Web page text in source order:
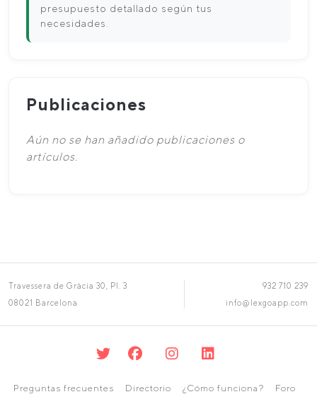
presupuesto detallado según tus
necesidades.
Publicaciones
Aún no se han añadido publicaciones o
artículos.
Travessera de Gràcia 30, Pl. 3
08021 Barcelona
932 710 239
info@lexgoapp.com
Preguntas frecuentes Directorio ¿Cómo funciona? Foro